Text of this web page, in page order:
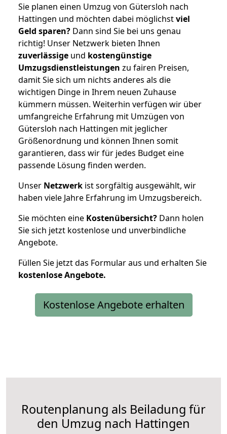
Sie planen einen Umzug von Gütersloh nach
Hattingen und möchten dabei möglichstviel
Geld sparen? Dann sind Sie bei uns genau
richtig! Unser Netzwerk bieten Ihnen
zuverlässige und kostengünstige
Umzugsdienstleistungen zu fairen Preisen,
damit Sie sich um nichts anderes als die
wichtigen Dinge in Ihrem neuen Zuhause
kümmern müssen. Weiterhin verfügen wir über
umfangreiche Erfahrung mit Umzügen von
Gütersloh nach Hattingen mit jeglicher
Größenordnung und können Ihnen somit
garantieren, dass wir für jedes Budget eine
passende Lösung finden werden.
Unser Netzwerk ist sorgfältig ausgewählt, wir
haben viele Jahre Erfahrung im Umzugsbereich.
Sie möchten eine Kostenübersicht? Dann holen
Sie sich jetzt kostenlose und unverbindliche
Angebote.
Füllen Sie jetzt das Formular aus und erhalten Sie
kostenloseAngebote.
Kostenlose Angebote erhalten
Routenplanung als Beiladung für
den Umzug nach Hattingen